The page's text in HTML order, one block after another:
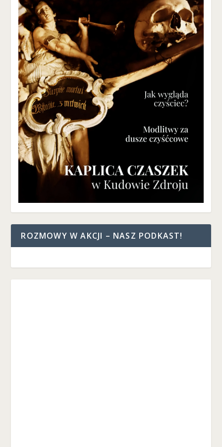
ROZMOWY W AKCJI – NASZ PODKAST!